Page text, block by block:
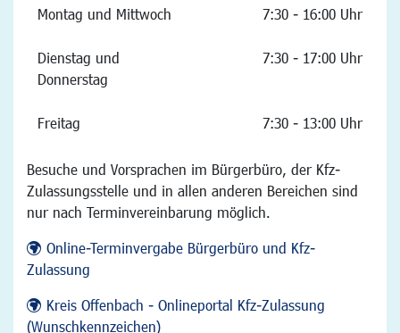
Montag und Mittwoch 7:30 - 16:00 Uhr
Dienstag und
Donnerstag
7:30 - 17:00 Uhr
Freitag 7:30 - 13:00 Uhr
Besuche und Vorsprachen im Bürgerbüro, der Kfz-
Zulassungsstelle und in allen anderen Bereichen sind
nur nach Terminvereinbarung möglich.
Online-Terminvergabe Bürgerbüro und Kfz-
Zulassung
Kreis Offenbach - Onlineportal Kfz-Zulassung
(Wunschkennzeichen)